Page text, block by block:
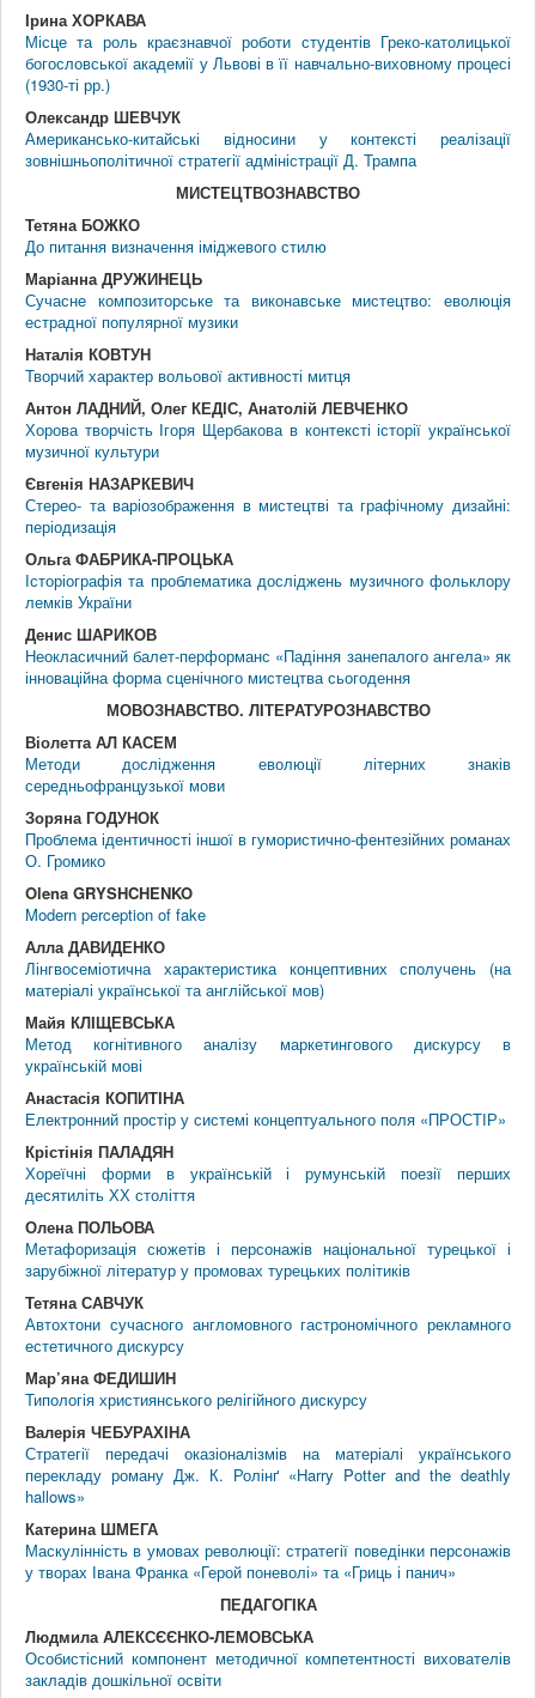
Ірина ХОРКАВА
Місце та роль краєзнавчої роботи студентів Греко-католицької
богословської академії у Львові в її навчально-виховному процесі
(1930-ті рр.)
Олександр ШЕВЧУК
Американсько-китайські відносини у контексті реалізації
зовнішньополітичної стратегії адміністрації Д. Трампа
МИСТЕЦТВОЗНАВСТВО
Тетяна БОЖКО
До питання визначення іміджевого стилю
Маріанна ДРУЖИНЕЦЬ
Сучасне композиторське та виконавське мистецтво: еволюція
естрадної популярної музики
Наталія КОВТУН
Творчий характер вольової активності митця
Антон ЛАДНИЙ, Олег КЕДІС, Анатолій ЛЕВЧЕНКО
Хорова творчість Ігоря Щербакова в контексті історії української
музичної культури
Євгенія НАЗАРКЕВИЧ
Стерео- та варіозображення в мистецтві та графічному дизайні:
періодизація
Ольга ФАБРИКА-ПРОЦЬКА
Історіографія та проблематика досліджень музичного фольклору
лемків України
Денис ШАРИКОВ
Неокласичний балет-перформанс «Падіння занепалого ангела» як
інноваційна форма сценічного мистецтва сьогодення
МОВОЗНАВСТВО. ЛIТЕРАТУРОЗНАВСТВО
Віолетта АЛ КАСЕМ
Методи дослідження еволюції літерних знаків
середньофранцузької мови
Зоряна ГОДУНОК
Проблема ідентичності іншої в гумористично-фентезійних романах
О. Громико
Olena GRYSHCHENKO
Modern perception of fake
Алла ДАВИДЕНКО
Лінгвосеміотична характеристика концептивних сполучень (на
матеріалі української та англійської мов)
Майя КЛІЩЕВСЬКА
Метод когнітивного аналізу маркетингового дискурсу в
українській мові
Анастасія КОПИТІНА
Електронний простір у системі концептуального поля «ПРОСТІР»
Крістінія ПАЛАДЯН
Хореїчні форми в українській і румунській поезії перших
десятиліть ХХ століття
Олена ПОЛЬОВА
Метафоризація сюжетів і персонажів національної турецької і
зарубіжної літератур у промовах турецьких політиків
Тетяна САВЧУК
Автохтони сучасного англомовного гастрономічного рекламного
естетичного дискурсу
Мар’яна ФЕДИШИН
Типологія християнського релігійного дискурсу
Валерія ЧЕБУРАХІНА
Стратегії передачі оказіоналізмів на матеріалі українського
перекладу роману Дж. К. Ролінґ «Harry Potter and the deathly
hallows»
Катерина ШМЕГА
Маскулінність в умовах революції: стратегії поведінки персонажів
у творах Івана Франка «Герой поневолі» та «Гриць і панич»
ПЕДАГОГIКА
Людмила АЛЕКСЄЄНКО-ЛЕМОВСЬКА
Особистісний компонент методичної компетентності вихователів
закладів дошкільної освіти